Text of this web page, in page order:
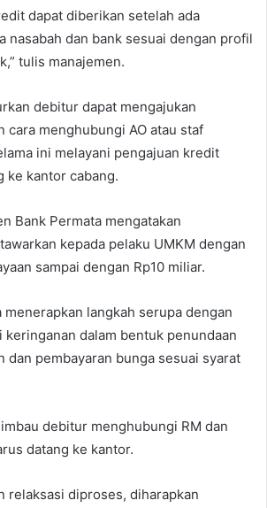
dapat diberikan setelah ada
nasabah dan bank sesuai dengan profil
tulis manajemen.
debitur dapat mengajukan
cara menghubungi AO atau staf
ini melayani pengajuan kredit
ke kantor cabang.
Bank Permata mengatakan
kepada pelaku UMKM dengan
sampai dengan Rp10 miliar.
menerapkan langkah serupa dengan
keringanan dalam bentuk penundaan
dan pembayaran bunga sesuai syarat
debitur menghubungi RM dan
datang ke kantor.
relaksasi diproses, diharapkan